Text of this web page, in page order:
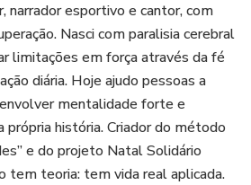
narrador esportivo e cantor, com
Nasci com paralisia cerebral
limitações em força através da fé
diária. Hoje ajudo pessoas a
mentalidade forte e
própria história. Criador do método
e do projeto Natal Solidário
tem teoria: tem vida real aplicada.